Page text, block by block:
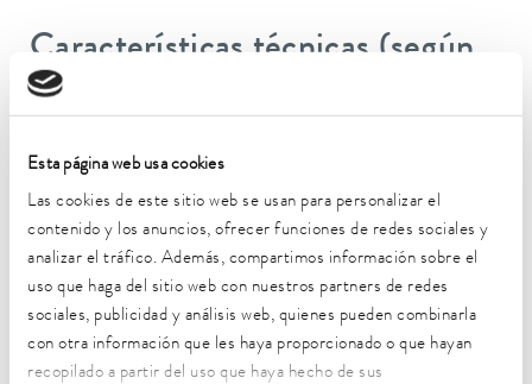
Esta página web usa cookies
Las cookies de este sitio web se usan para personalizar el
contenido y los anuncios, ofrecer funciones de redes sociales y
analizar el tráfico. Además, compartimos información sobre el
uso que haga del sitio web con nuestros partners de redes
sociales, publicidad y análisis web, quienes pueden combinarla
con otra información que les haya proporcionado o que hayan
recopilado a partir del uso que haya hecho de sus
Características técnicas (según
DIN 12876)
Rango de temperatura de trabajo
-45 ... 200 °C
Rango de temperatura de funcionamiento
-45 ... 200 °C
Temperatura ambiente
5 ... 40 °C